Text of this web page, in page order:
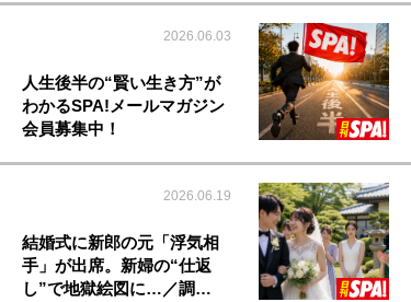
2026.06.03
人生後半の“賢い生き方”が
わかるSPA!メールマガジン
会員募集中！
2026.06.19
結婚式に新郎の元「浮気相
手」が出席。新婦の“仕返
し”で地獄絵図に…／調…